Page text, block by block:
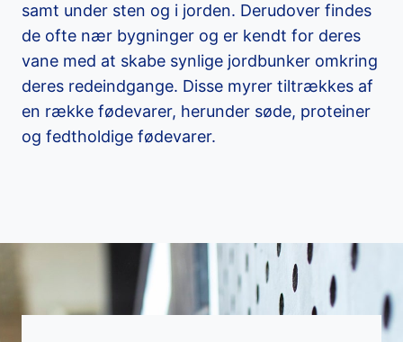
samt under sten og i jorden. Derudover findes
de ofte nær bygninger og er kendt for deres
vane med at skabe synlige jordbunker omkring
deres redeindgange. Disse myrer tiltrækkes af
en række fødevarer, herunder søde, proteiner
og fedtholdige fødevarer.